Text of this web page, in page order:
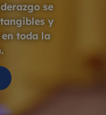
se
y
toda la